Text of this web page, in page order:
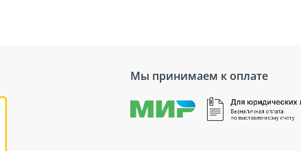
Мы принимаем к оплате